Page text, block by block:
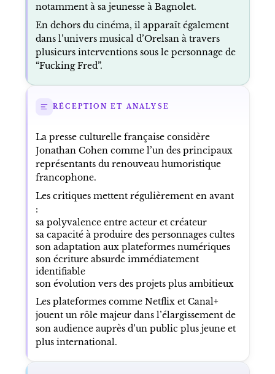
notamment à sa jeunesse à Bagnolet.
En dehors du cinéma, il apparaît également
dans l’univers musical d’Orelsan à travers
plusieurs interventions sous le personnage de
“Fucking Fred”.
RÉCEPTION ET ANALYSE
La presse culturelle française considère
Jonathan Cohen comme l’un des principaux
représentants du renouveau humoristique
francophone.
Les critiques mettent régulièrement en avant
:
sa polyvalence entre acteur et créateur
sa capacité à produire des personnages cultes
son adaptation aux plateformes numériques
son écriture absurde immédiatement
identifiable
son évolution vers des projets plus ambitieux
Les plateformes comme Netflix et Canal+
jouent un rôle majeur dans l’élargissement de
son audience auprès d’un public plus jeune et
plus international.